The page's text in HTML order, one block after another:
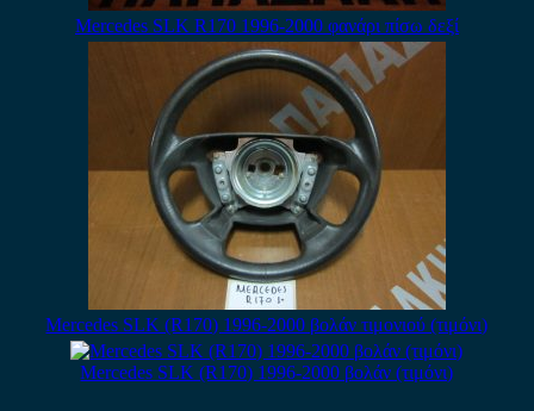
Mercedes SLK R170 1996-2000 φανάρι πίσω δεξί
Mercedes SLK (R170) 1996-2000 βολάν τιμονιού (τιμόνι)
Mercedes SLK (R170) 1996-2000 βολάν (τιμόνι)